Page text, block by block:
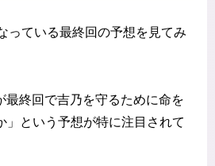
っている最終回の予想を見てみ
最終回で吉乃を守るために命を
」という予想が特に注目されて